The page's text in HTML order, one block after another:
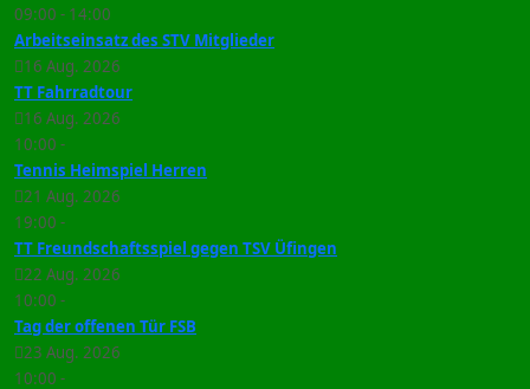
09:00 - 14:00
Arbeitseinsatz des STV Mitglieder
16 Aug. 2026
TT Fahrradtour
16 Aug. 2026
10:00 -
Tennis Heimspiel Herren
21 Aug. 2026
19:00 -
TT Freundschaftsspiel gegen TSV Üfingen
22 Aug. 2026
10:00 -
Tag der offenen Tür FSB
23 Aug. 2026
10:00 -